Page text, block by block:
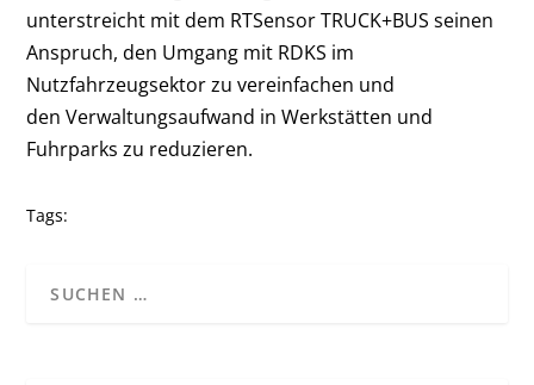
unterstreicht mit dem RTSensor TRUCK+BUS seinen
Anspruch, den Umgang mit RDKS im
Nutzfahrzeugsektor zu vereinfachen und
den Verwaltungsaufwand in Werkstätten und
Fuhrparks zu reduzieren.
Tags: